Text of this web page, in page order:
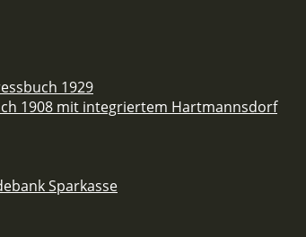
1929
1908 mit integriertem Hartmannsdorf
Sparkasse